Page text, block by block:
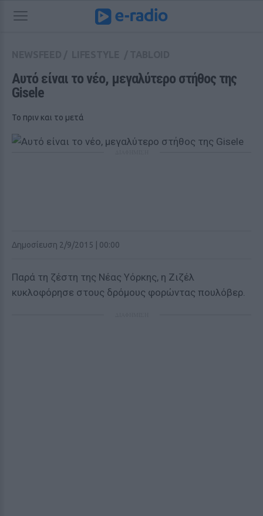
Αυτό είναι το νέο, μεγαλύτερο στήθος της
Gisele
Το πριν και το μετά
Δημοσίευση 2/9/2015 | 00:00
Παρά τη ζέστη της Νέας Υόρκης, η Ζιζέλ
κυκλοφόρησε στους δρόμους φορώντας πουλόβερ.